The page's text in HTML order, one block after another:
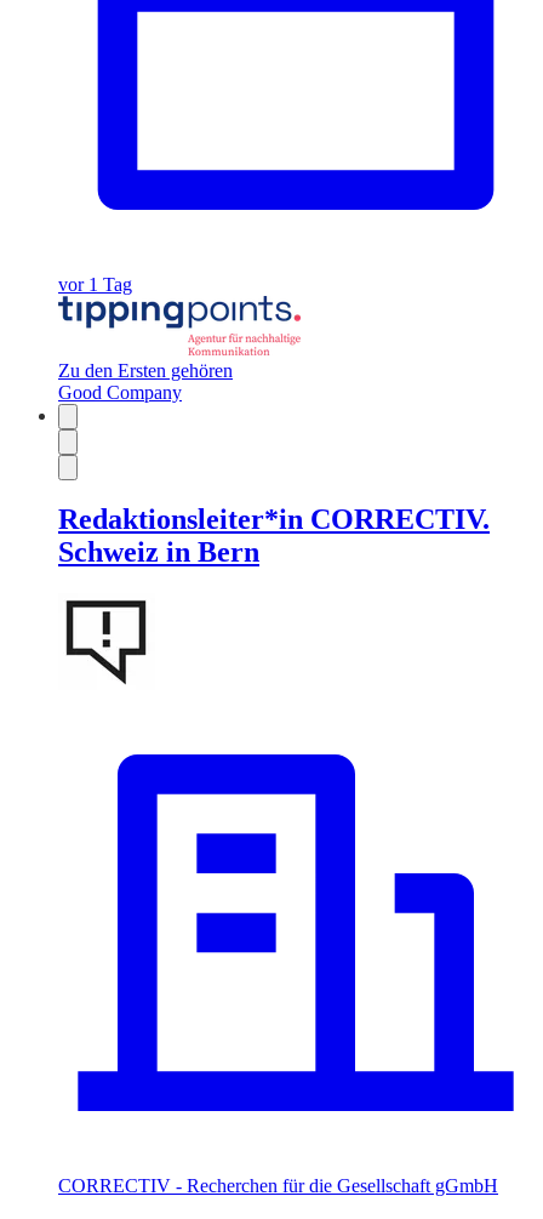
vor 1 Tag
Zu den Ersten gehören
Good Company
Redaktionsleiter*in CORRECTIV.
Schweiz in Bern
CORRECTIV - Recherchen für die Gesellschaft gGmbH